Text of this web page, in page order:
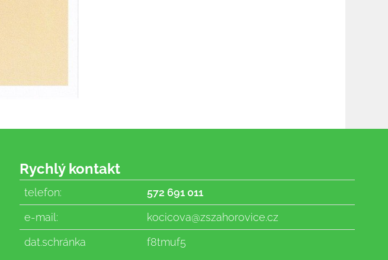
Rychlý kontakt
telefon:
572 691 011
e-mail:
kocicova@zszahorovice.cz
dat.schránka
f8tmuf5